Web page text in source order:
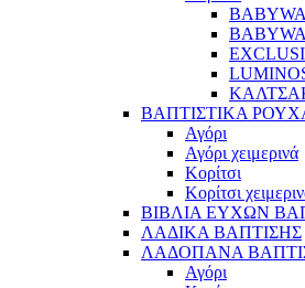
ΒΑΠΤΙΣΤΙΚΑ
Αγόρι
Αγόρι χειμερινά
Κορίτσι
Κορίτσι
ΒΙΒΛΙΑ ΕΥΧΩΝ
ΛΑΔΙΚΑ ΒΑΠΤΙΣΗΣ
ΛΑΔΟΠΑΝΑ
Αγόρι